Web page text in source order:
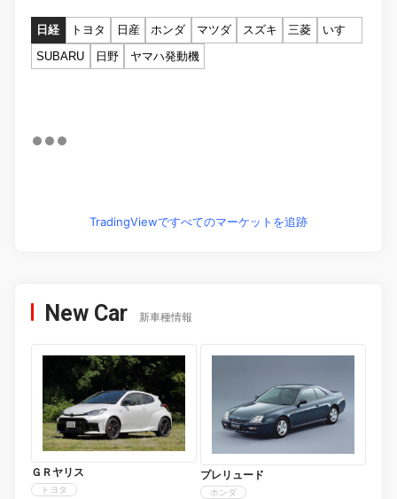
日経 トヨタ 日産 ホンダ マツダ スズキ 三菱
いすゞ
SUBARU
日野 ヤマハ発動機
TradingViewですべてのマーケットを追跡
New Car 新車種情報
ＧＲヤリス
トヨタ
プレリュード
ホンダ